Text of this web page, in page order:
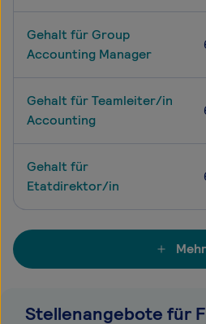
Gehalt für Group
Accounting Manager
Gehalt für Teamleiter/in
Accounting
Gehalt für
Etatdirektor/in
Mehr
Stellenangebote für